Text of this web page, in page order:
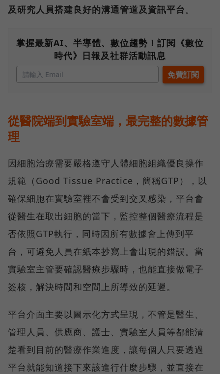
及研究人員搭建良好的溝通管道及資訊平台。
掌握最新AI、半導體、數位趨勢！訂閱《數位
時代》日報及社群活動訊息
從醫院端到實驗室端，最完整的數據管
理
因細胞治療需要嚴格遵守人體細胞組織優良操作
規範（Good Tissue Practice，簡稱GTP），以
確保細胞在實驗室裡不會受到交叉感染，平台會
從醫生在取出細胞的當下，監控整個醫療流程是
否依照GTP執行，同時因所有數據會上傳到平
台，可避免人員在紙本抄寫上會出現的錯誤。當
實驗室主管要確認醫療步驟時，也能直接做電子
簽核，解決時間和空間上所導致的延遲。
平台介面主要以圖示化方式呈現，不管是醫生、
管理人員、供應商、護士、實驗室人員等都能清
楚看到目前的醫療作業進度，讓每個人只要透過
平台就能知道接下來該進行什麼步驟，並直接在